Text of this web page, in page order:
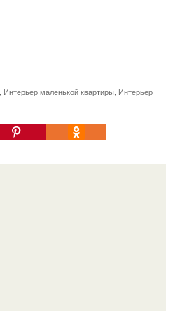
Интерьер маленькой квартиры Интерьер